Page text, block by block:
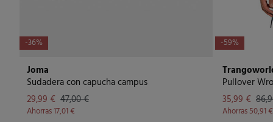
-36%
Joma
Sudadera con capucha campus
29,99 € 47,00 €
Ahorras17,01 €
-59%
Pullover
35,99 €
Ahorras50,91 €